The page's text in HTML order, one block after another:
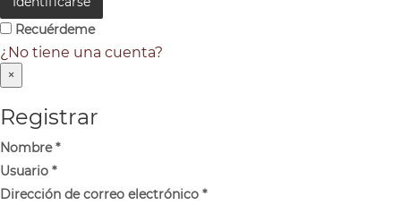
Recuérdeme
¿No tiene una cuenta?
×
Registrar
Nombre*
Usuario *
Dirección de correo electrónico *